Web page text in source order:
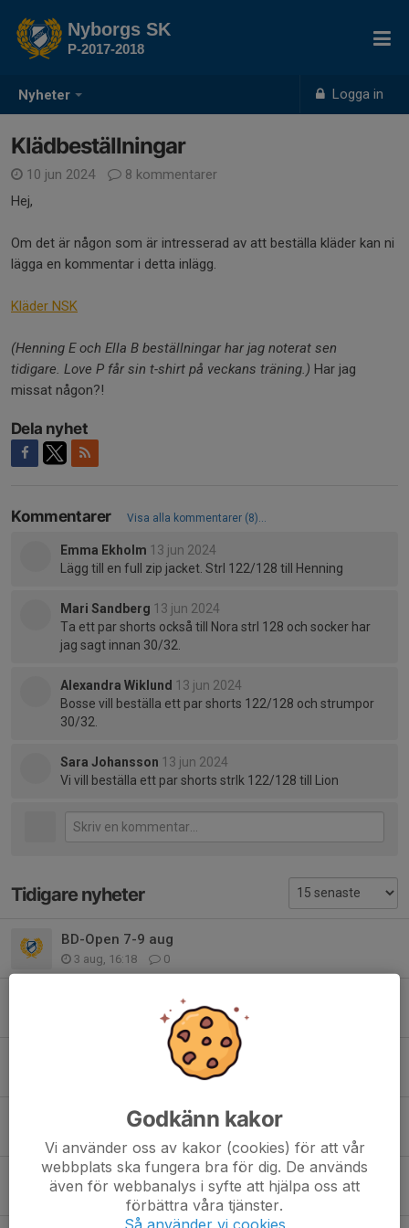
Nyheter Logga in
Nyborgs SK
P-2017-2018
Klädbeställningar
10 jun 2024
8 kommentarer
Hej,
Om det är någon som är intresserad av att beställa kläder kan ni
lägga en kommentar i detta inlägg.
Kläder NSK
(Henning E och Ella B beställningar har jag noterat sen
tidigare. Love P får sin t-shirt på veckans träning.) Har jag
missat någon?!
Dela nyhet
Kommentarer Visa alla kommentarer (8)...
Emma Ekholm 13 jun 2024
Lägg till en full zip jacket. Strl 122/128 till Henning
Mari Sandberg 13 jun 2024
Ta ett par shorts också till Nora strl 128 och socker har
jag sagt innan 30/32.
Alexandra Wiklund 13 jun 2024
Bosse vill beställa ett par shorts 122/128 och strumpor
30/32.
Sara Johansson 13 jun 2024
Vi vill beställa ett par shorts strlk 122/128 till Lion
Tidigare nyheter
BD-Open 7-9 aug
3 aug, 16:18 0
Strömbergs Bil Cup 4/7
0
Sammandrag Gammelgården 13.e Juni
Sammandrag Haparanda 6/6
IFK Kalix Vårcup
15 maj, 18:16 0
Godkänn kakor
Vi använder oss av kakor (cookies) för att vår
webbplats ska fungera bra för dig. De används
även för webbanalys i syfte att hjälpa oss att
förbättra våra tjänster.
Så använder vi cookies